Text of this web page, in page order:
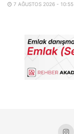
7 AĞUSTOS 2026 - 10:55